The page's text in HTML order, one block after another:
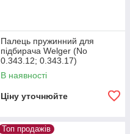
Палець пружинний для
підбирача Welger (No
0.343.12; 0.343.17)
В наявності
Ціну уточнюйте
Топ продажів